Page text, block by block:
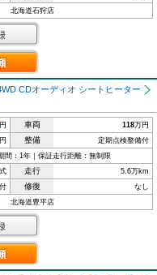
北海道石狩店
CDオーディオ シートヒーター
車両 118万円
整備 定期点検整備付
間：1年｜保証走行距離：無制限
走行 5.6万km
修復 なし
北海道豊平店